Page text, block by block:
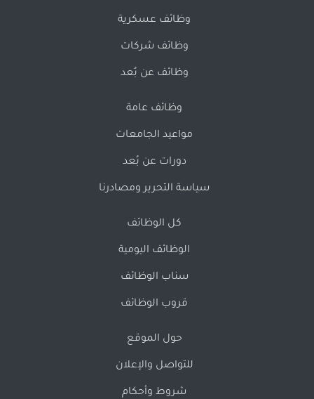
وظائف عسكرية
وظائف شركات
وظائف عن بُعد
وظائف عامة
مواعيد الجامعات
دورات عن بُعد
سياسة التحرير ومصادرنا
كل الوظائف
الوظائف اليومية
سناب الوظائف
قروب الوظائف
حول الموقع
للتواصل والإعلان
شروط وأحكام